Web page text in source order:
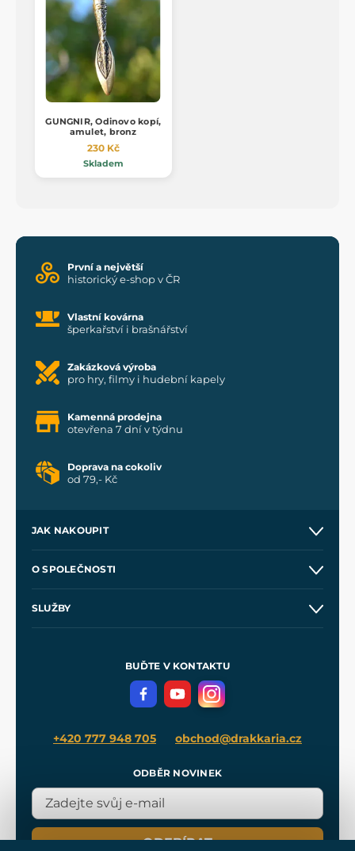
GUNGNIR, Odinovo kopí,
amulet, bronz
230 Kč
Skladem
První a největší
historický e-shop v ČR
Vlastní kovárna
šperkařství i brašnářství
Zakázková výroba
pro hry, filmy i hudební kapely
Kamenná prodejna
otevřena 7 dní v týdnu
Doprava na cokoliv
od 79,- Kč
JAK NAKOUPIT
Velkoobchod
O SPOLEČNOSTI
SLUŽBY
Meče pro Kingdom Come
BUĎTE V KONTAKTU
+420 777 948 705 obchod@drakkaria.cz
ODBĚR NOVINEK
ODEBÍRAT